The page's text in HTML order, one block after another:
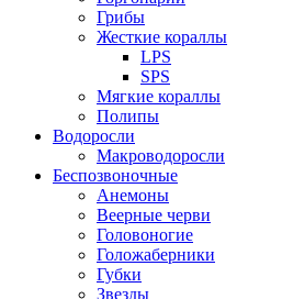
Грибы
Жесткие кораллы
LPS
SPS
Мягкие кораллы
Полипы
Водоросли
Макроводоросли
Беспозвоночные
Анемоны
Веерные черви
Головоногие
Голожаберники
Губки
Звезды